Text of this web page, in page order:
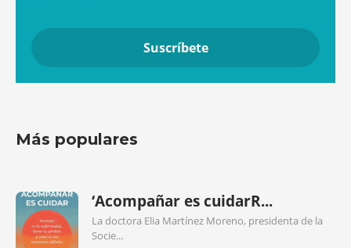
Más populares
‘Acompañar es cuidarR...
La doctora Elia Martínez Moreno, presidenta de la
Socie...